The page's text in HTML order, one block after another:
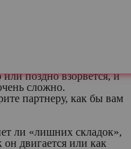
И все же, если вы
в отношениях, важно
что не нравится.
невербальные послания,
недовольство,
поздно взорвется, и
сложно.
партнеру, как бы вам
ли «лишних складок»,
двигается или как